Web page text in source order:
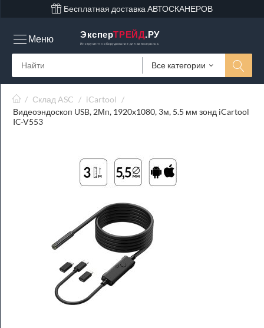
Бесплатная доставка АВТОСКАНЕРОВ
ЭксперТРЕЙД.РУ
Инструмент и оборудование для автосервиса
Все категории
Меню
/ Склад ASC / iCartool /
Видеоэндоскоп USB, 2Мп, 1920x1080, 3м, 5.5 мм зонд iCartool
IC-V553